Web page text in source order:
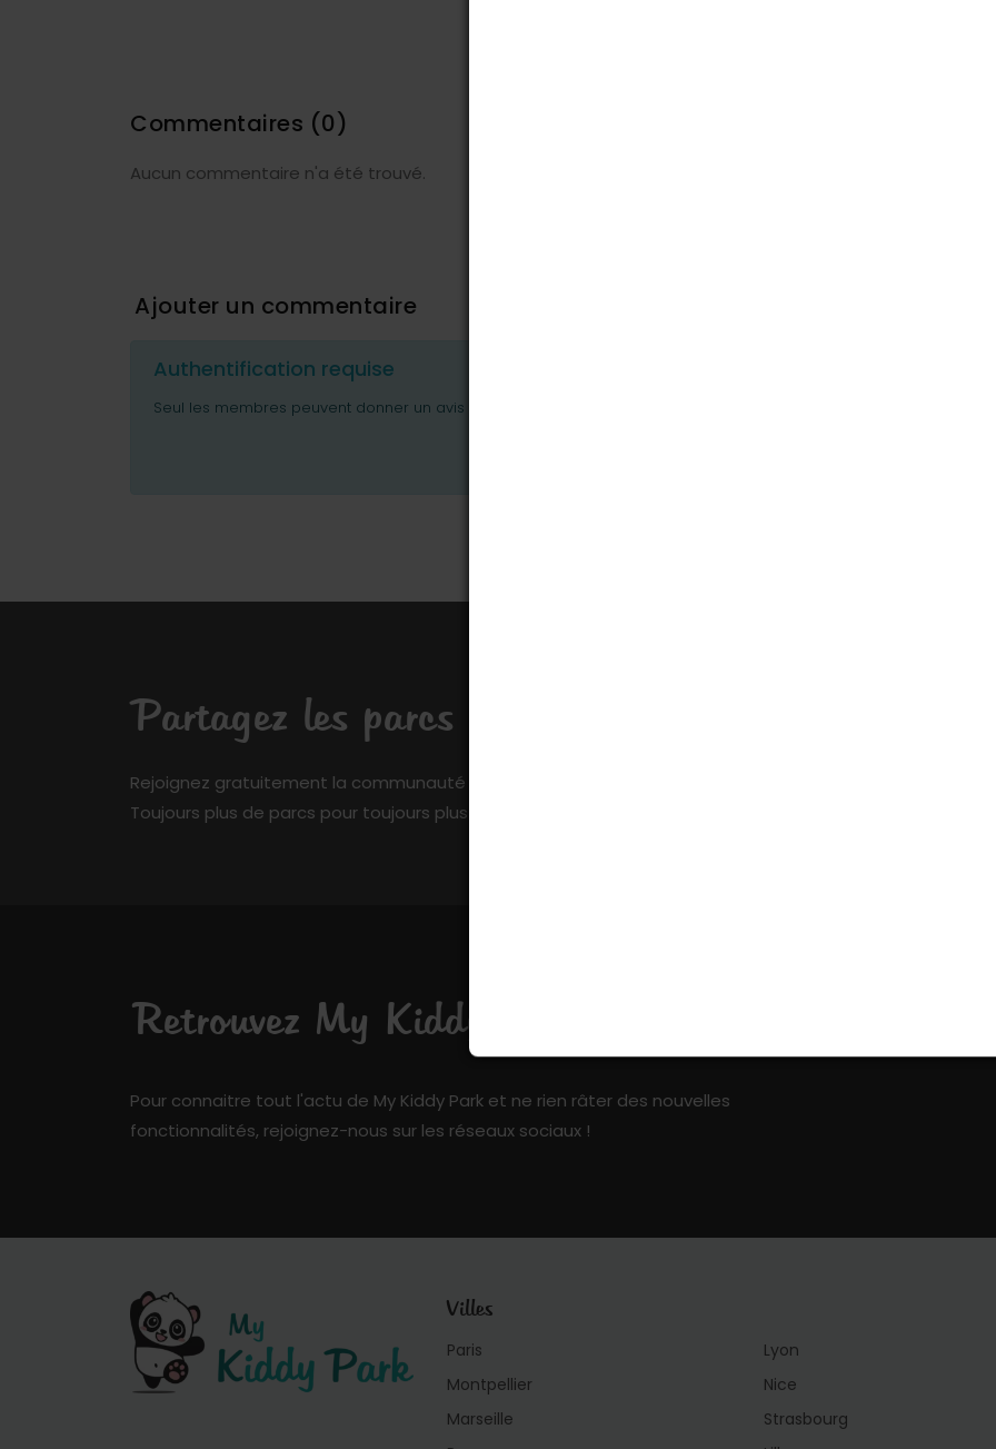
Commentaires (0)
Aucun commentaire n'a été trouvé.
Ajouter un commentaire
Authentification requise
Seul les membres peuvent donner un avis ou poser des questions.
Partagez les parcs que vous connaissez
Rejoignez gratuitement la communauté de My Kiddy Park et ajoutez votre pierre à l’édifice !
Toujours plus de parcs pour toujours plus de fun !
Retrouvez My Kiddy Park sur les réseaux sociaux !
Pour connaitre tout l'actu de My Kiddy Park et ne rien râter des nouvelles
fonctionnalités, rejoignez-nous sur les réseaux sociaux !
Villes
Paris
Montpellier
Marseille
Lyon
Nice
Strasbourg